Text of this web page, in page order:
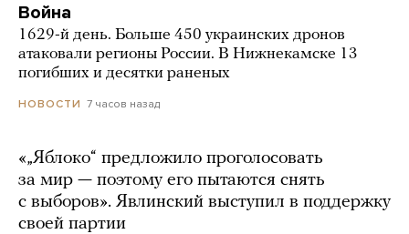
Война
1629-й день. Больше 450 украинских дронов
атаковали регионы России. В Нижнекамске 13
погибших и десятки раненых
НОВОСТИ 7 часов назад
«„Яблоко“ предложило проголосовать
за мир — поэтому его пытаются снять
с выборов». Явлинский выступил в поддержку
своей партии